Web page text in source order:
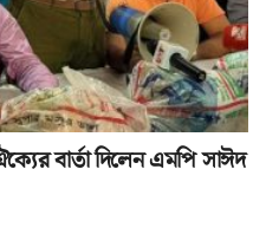
বার্তা দিলেন এমপি সাঈদ